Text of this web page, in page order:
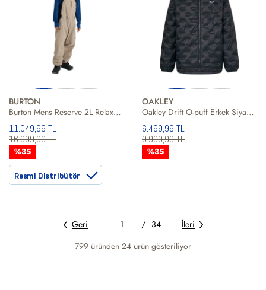
BURTON
Burton Mens Reserve 2L Relaxed Bib Erkek Bej Snowboard Pantolonu
11.049,99 TL
16.999,99 TL
%35
Resmi Distribütör
OAKLEY
Oakley Drift O-puff Erkek Siyah Snowboard Ceketi
6.499,99 TL
9.999,99 TL
%35
Geri 1 / 34
İleri
799 üründen 24 ürün gösteriliyor